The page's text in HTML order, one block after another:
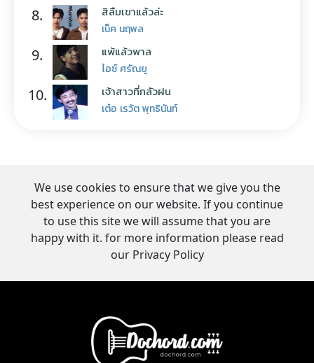
8. สิลืมเขาแล้วล่ะ
เน็ค นฤพล
9. แพ้แล้วพาล
ไอซ์ ศรัณยู
10. เจ้าสาวที่กลัวฝน
เต๋อ เรวัต พุทธินันท์
We use cookies to ensure that we give you the
best experience on our website. If you continue
to use this site we will assume that you are
happy with it. for more information please read
our Privacy Policy